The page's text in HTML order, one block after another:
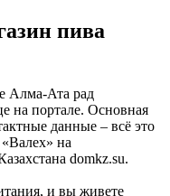
пива
Алма-Ата рад
на портале. Основная
данные – всё это
на
domkz.su.
и вы живете